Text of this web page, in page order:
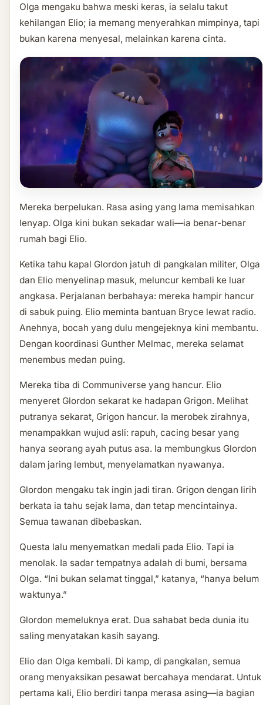
Olga mengaku bahwa meski keras, ia selalu takut
kehilangan Elio; ia memang menyerahkan mimpinya, tapi
bukan karena menyesal, melainkan karena cinta.
Mereka berpelukan. Rasa asing yang lama memisahkan
lenyap. Olga kini bukan sekadar wali—ia benar-benar
rumah bagi Elio.
Ketika tahu kapal Glordon jatuh di pangkalan militer, Olga
dan Elio menyelinap masuk, meluncur kembali ke luar
angkasa. Perjalanan berbahaya: mereka hampir hancur
di sabuk puing. Elio meminta bantuan Bryce lewat radio.
Anehnya, bocah yang dulu mengejeknya kini membantu.
Dengan koordinasi Gunther Melmac, mereka selamat
menembus medan puing.
Mereka tiba di Communiverse yang hancur. Elio
menyeret Glordon sekarat ke hadapan Grigon. Melihat
putranya sekarat, Grigon hancur. Ia merobek zirahnya,
menampakkan wujud asli: rapuh, cacing besar yang
hanya seorang ayah putus asa. Ia membungkus Glordon
dalam jaring lembut, menyelamatkan nyawanya.
Glordon mengaku tak ingin jadi tiran. Grigon dengan lirih
berkata ia tahu sejak lama, dan tetap mencintainya.
Semua tawanan dibebaskan.
Questa lalu menyematkan medali pada Elio. Tapi ia
menolak. Ia sadar tempatnya adalah di bumi, bersama
Olga. “Ini bukan selamat tinggal,” katanya, “hanya belum
waktunya.”
Glordon memeluknya erat. Dua sahabat beda dunia itu
saling menyatakan kasih sayang.
Elio dan Olga kembali. Di kamp, di pangkalan, semua
orang menyaksikan pesawat bercahaya mendarat. Untuk
pertama kali, Elio berdiri tanpa merasa asing—ia bagian